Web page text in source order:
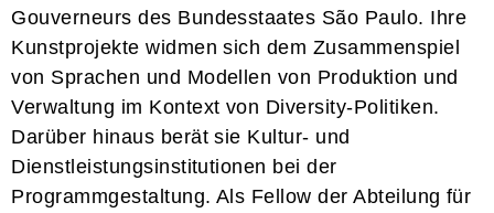
Gouverneurs des Bundesstaates São Paulo. Ihre
Kunstprojekte widmen sich dem Zusammenspiel
von Sprachen und Modellen von Produktion und
Verwaltung im Kontext von Diversity-Politiken.
Darüber hinaus berät sie Kultur- und
Dienstleistungsinstitutionen bei der
Programmgestaltung. Als Fellow der Abteilung für